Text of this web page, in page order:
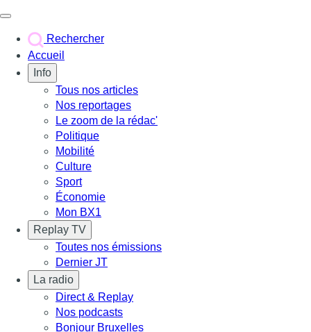
Rechercher
Accueil
Info
Tous nos articles
Nos reportages
Le zoom de la rédac'
Politique
Mobilité
Culture
Sport
Économie
Mon BX1
Replay TV
Toutes nos émissions
Dernier JT
La radio
Direct & Replay
Nos podcasts
Bonjour Bruxelles